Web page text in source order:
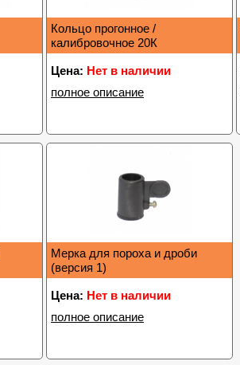
Кольцо прогонное /
калибровочное 20К
Цена: Нет в наличии
полное описание
Мерка для пороха и дроби
(версия 1)
Цена: Нет в наличии
полное описание